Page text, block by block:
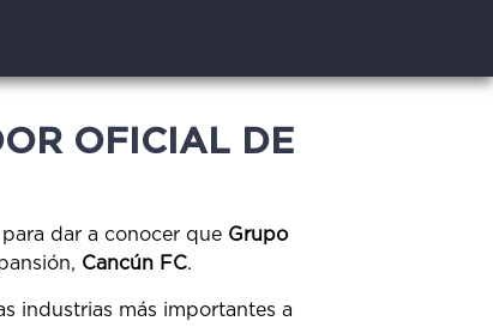
OFICIAL DE
dar a conocer que Grupo
Cancún FC.
industrias más importantes a